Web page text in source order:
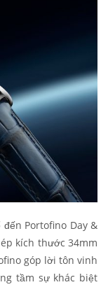
Portofino Day &
kích thước 34mm
góp lời tôn vinh
tầm sự khác biệt